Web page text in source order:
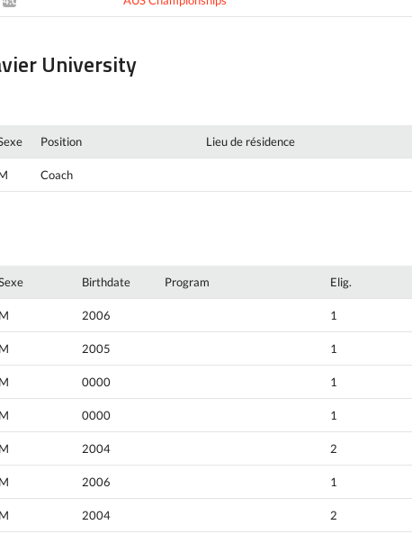
University
Position Lieu de résidence
Coach
Birthdate Program Elig.
M 2006 1
M 2005 1
M 0000 1
M 0000 1
M 2004 2
M 2006 1
M 2004 2